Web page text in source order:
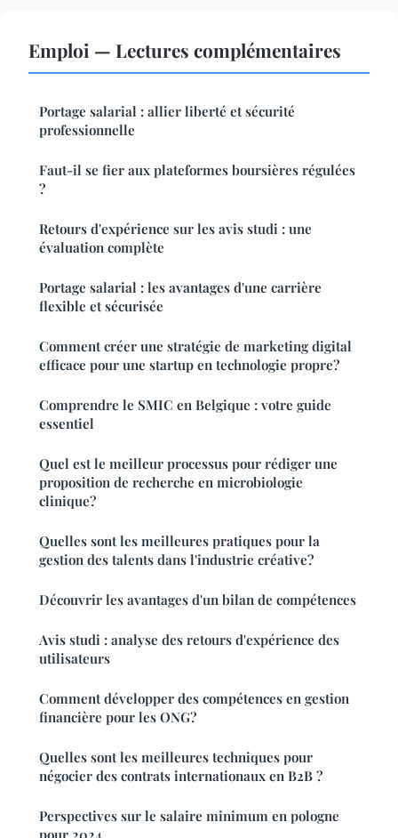
Emploi — Lectures complémentaires
Portage salarial : allier liberté et sécurité
professionnelle
Faut-il se fier aux plateformes boursières régulées
?
Retours d'expérience sur les avis studi : une
évaluation complète
Portage salarial : les avantages d'une carrière
flexible et sécurisée
Comment créer une stratégie de marketing digital
efficace pour une startup en technologie propre?
Comprendre le SMIC en Belgique : votre guide
essentiel
Quel est le meilleur processus pour rédiger une
proposition de recherche en microbiologie
clinique?
Quelles sont les meilleures pratiques pour la
gestion des talents dans l'industrie créative?
Découvrir les avantages d'un bilan de compétences
Avis studi : analyse des retours d'expérience des
utilisateurs
Comment développer des compétences en gestion
financière pour les ONG?
Quelles sont les meilleures techniques pour
négocier des contrats internationaux en B2B ?
Perspectives sur le salaire minimum en pologne
pour 2024